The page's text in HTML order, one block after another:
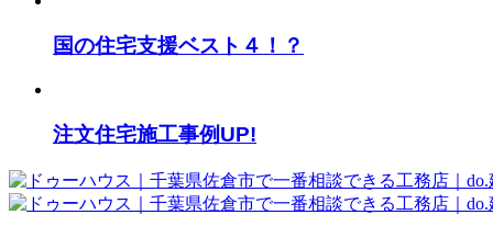
国の住宅支援ベスト４！？
注文住宅施工事例UP!